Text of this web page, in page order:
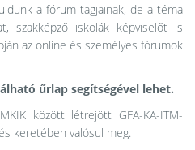
a fórum tagjainak, de a téma
szakképző iskolák képviselőt is
az online és személyes fórumok
űrlap segítségével lehet.
között létrejött GFA-KA-ITM-
keretében valósul meg.